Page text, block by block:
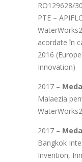
RO129628/
PTE –
acordate în
2016
Innovation)
2017 –
Malaezia
2017 –
Bangkok
Invention,